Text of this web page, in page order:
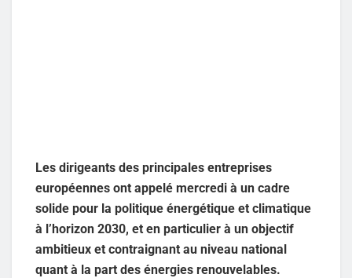
Les dirigeants des principales entreprises
européennes ont appelé mercredi à un cadre
solide pour la politique énergétique et climatique
à l’horizon 2030, et en particulier à un objectif
ambitieux et contraignant au niveau national
quant à la part des énergies renouvelables.